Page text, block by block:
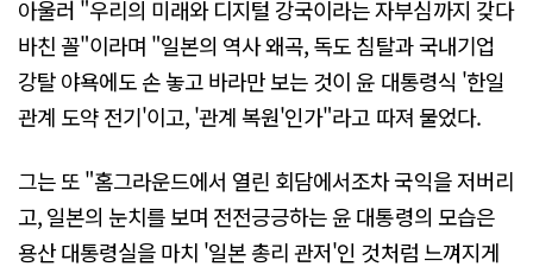
아울러 "우리의 미래와 디지털 강국이라는 자부심까지 갖다
바친 꼴"이라며 "일본의 역사 왜곡, 독도 침탈과 국내기업
강탈 야욕에도 손 놓고 바라만 보는 것이 윤 대통령식 '한일
관계 도약 전기'이고, '관계 복원'인가"라고 따져 물었다.
그는 또 "홈그라운드에서 열린 회담에서조차 국익을 저버리
고, 일본의 눈치를 보며 전전긍긍하는 윤 대통령의 모습은
용산 대통령실을 마치 '일본 총리 관저'인 것처럼 느껴지게